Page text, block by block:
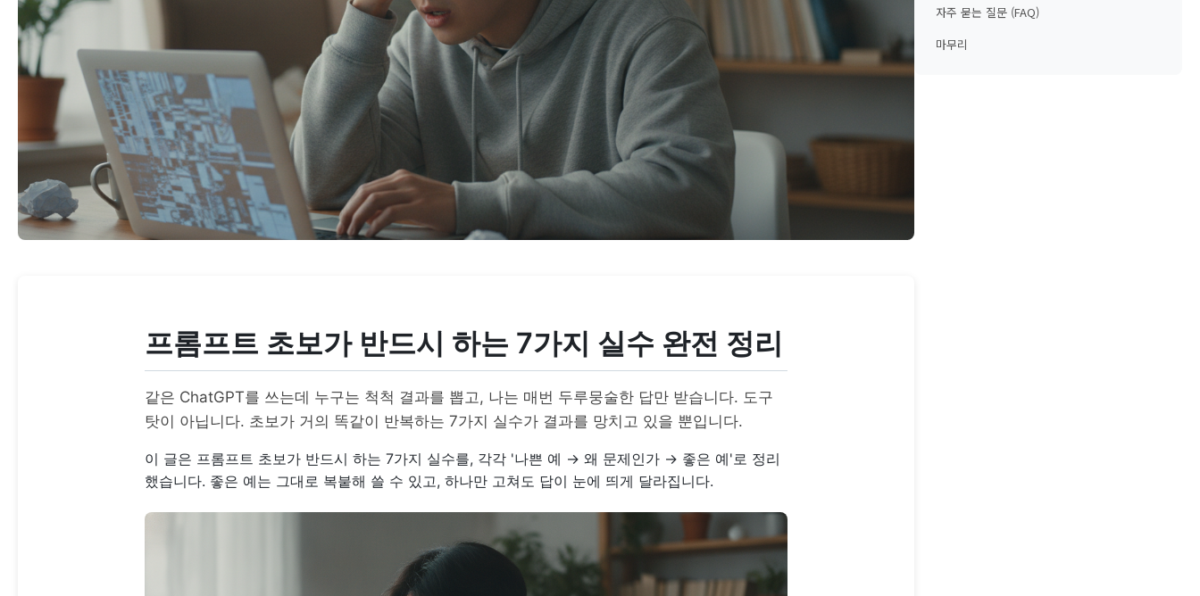
프롬프트 초보가 반드시 하는 7가지 실수 완전 정리
같은 ChatGPT를 쓰는데 누구는 척척 결과를 뽑고, 나는 매번 두루뭉술한 답만 받습니다. 도구
탓이 아닙니다. 초보가 거의 똑같이 반복하는 7가지 실수가 결과를 망치고 있을 뿐입니다.
이 글은 프롬프트 초보가 반드시 하는 7가지 실수를, 각각 '나쁜 예 → 왜 문제인가 → 좋은 예'로 정리
했습니다. 좋은 예는 그대로 복붙해 쓸 수 있고, 하나만 고쳐도 답이 눈에 띄게 달라집니다.
자주 묻는 질문 (FAQ)
마무리